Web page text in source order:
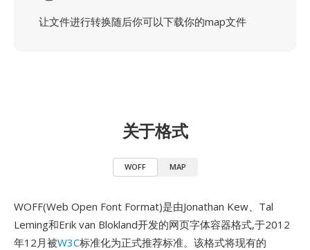
让文件进行转换随后你可以下载你的map文件
关于格式
WOFF MAP
WOFF(Web Open Font Format)是由Jonathan Kew、Tal
Leming和Erik van Blokland开发的网页字体容器格式,于2012
年12月被W3C标准化为正式推荐标准。该格式将现有的